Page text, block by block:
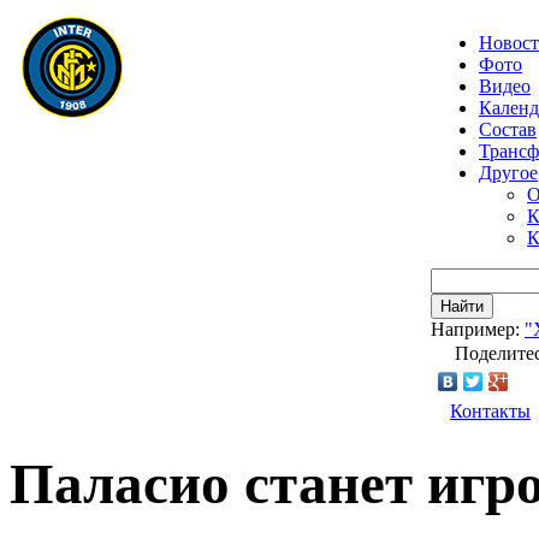
Фото
Видео
Состав
Другое
Найти
Например:
Контакты
Паласио станет